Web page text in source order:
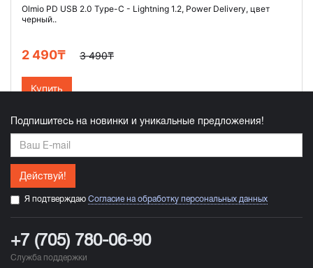
Olmio PD USB 2.0 Type-C - Lightning 1.2, Power Delivery, цвет
черный..
2 490₸ 3 490₸
Купить
Подпишитесь на новинки и уникальные предложения!
Действуй!
Я подтверждаю Согласие на обработку персональных данных
+7 (705) 780-06-90
Служба поддержки